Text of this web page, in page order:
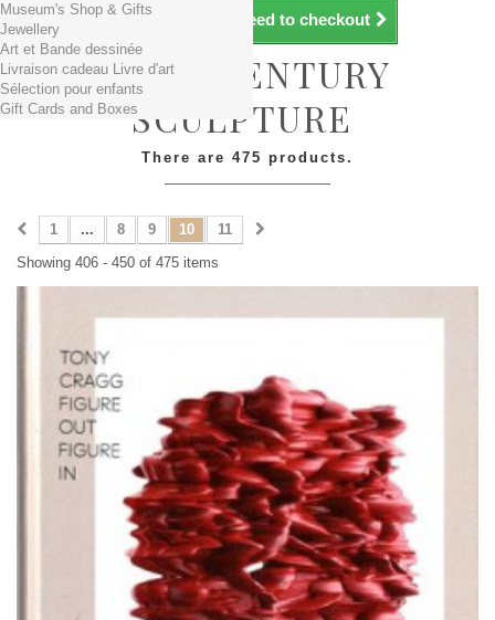
Continue shopping Proceed to checkout
Museum's Shop & Gifts
Jewellery
Art et Bande dessinée
Livraison cadeau Livre d'art
Sélection pour enfants
Gift Cards and Boxes
20TH CENTURY
SCULPTURE
There are 475 products.
1 ... 8 9 10
11
Showing 406 - 450 of 475 items